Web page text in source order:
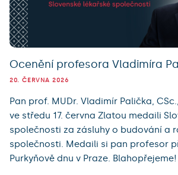
Ocenění profesora Vladimíra
20. ČERVNA 2026
Pan prof. MUDr. Vladimír Palička,
ve středu 17. června Zlatou medaili
společnosti za zásluhy o budování a
společnosti. Medaili si pan profesor
Purkyňově dnu v Praze. Blahopřejeme!